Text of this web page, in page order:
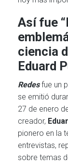
Así fue
ciencia
Eduard
Redesfue un
se emitió
27 de enero
creador,
pionero en la
entrevistas,
sobre temas